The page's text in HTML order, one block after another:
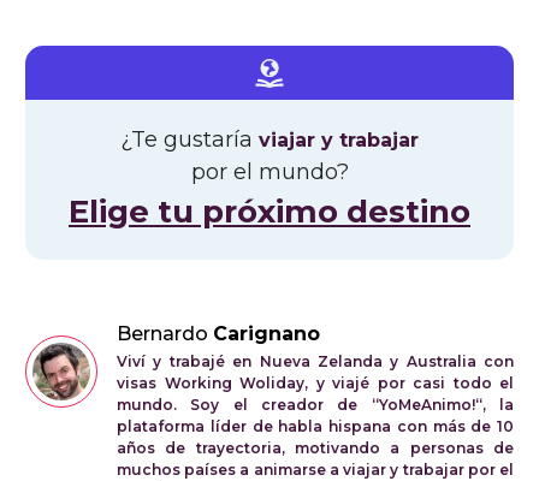
¿Te gustaría viajar y trabajar
por el mundo?
Elige tu próximo destino
Bernardo Carignano
Viví y trabajé en Nueva Zelanda y Australia con
visas Working Woliday, y viajé por casi todo el
mundo. Soy el creador de “YoMeAnimo!“, la
plataforma líder de habla hispana con más de 10
años de trayectoria, motivando a personas de
muchos países a animarse a viajar y trabajar por el